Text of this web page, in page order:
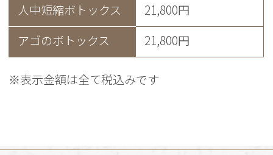
人中短縮ボトックス
21,800円
アゴのボトックス
21,800円
※表示金額は全て税込みです